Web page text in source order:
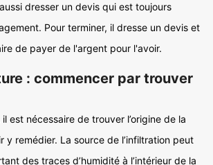
dresser un devis qui est toujours
Pour terminer, il dresse un devis et
de payer de l'argent pour l'avoir.
: commencer par trouver
est nécessaire de trouver l’origine de la
y remédier. La source de l’infiltration peut
des traces d’humidité à l’intérieur de la